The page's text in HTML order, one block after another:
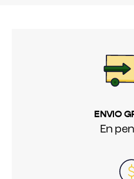
ENVIO
En